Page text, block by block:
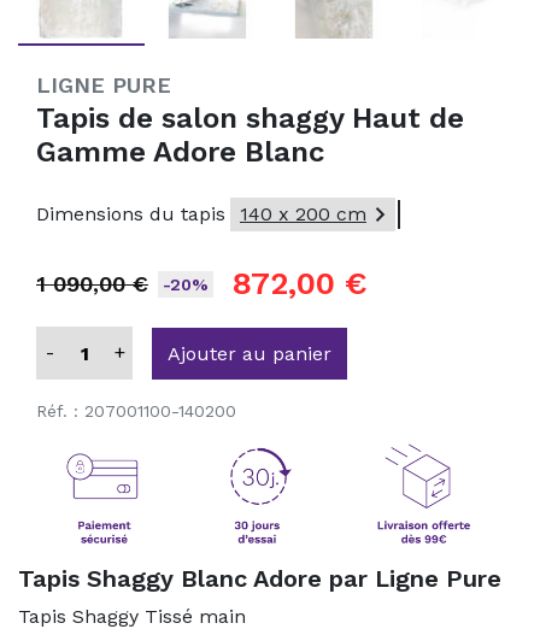
LIGNE PURE
Tapis de salon shaggy Haut de
Gamme Adore Blanc
Dimensions du tapis 140 x 200 cm 
1 090,00 € -20% 872,00 €
- + Ajouter au panier
Réf. : 207001100-140200
Tapis Shaggy Blanc Adore par Ligne Pure
Tapis Shaggy Tissé main